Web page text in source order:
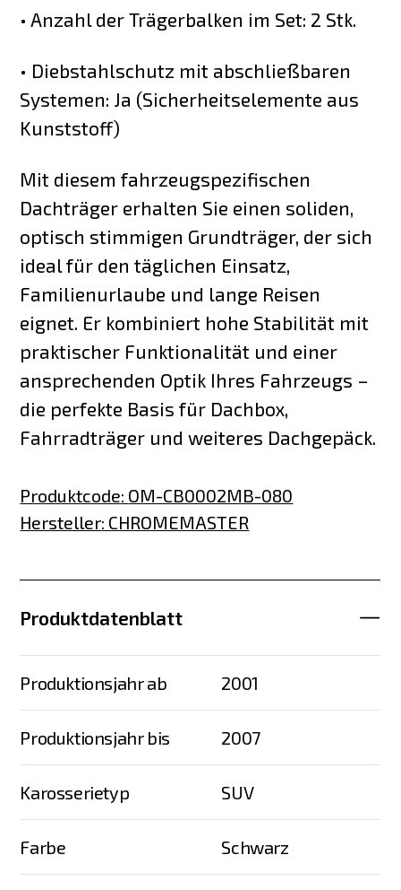
• Anzahl der Trägerbalken im Set: 2 Stk.
• Diebstahlschutz mit abschließbaren
Systemen: Ja (Sicherheitselemente aus
Kunststoff)
Mit diesem fahrzeugspezifischen
Dachträger erhalten Sie einen soliden,
optisch stimmigen Grundträger, der sich
ideal für den täglichen Einsatz,
Familienurlaube und lange Reisen
eignet. Er kombiniert hohe Stabilität mit
praktischer Funktionalität und einer
ansprechenden Optik Ihres Fahrzeugs –
die perfekte Basis für Dachbox,
Fahrradträger und weiteres Dachgepäck.
Produktcode: OM-CB0002MB-080
Hersteller: CHROMEMASTER
Produktdatenblatt
Produktionsjahr ab 2001
Produktionsjahr bis 2007
Karosserietyp SUV
Farbe Schwarz